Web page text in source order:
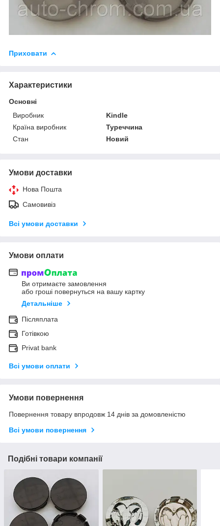
Приховати
Характеристики
Основні
Виробник
Kindle
Країна виробник
Туреччина
Стан
Новий
Умови доставки
Нова Пошта
Самовивіз
Всі умови доставки
Умови оплати
Ви отримаєте замовлення
або гроші повернуться на вашу картку
Детальніше
Післяплата
Готівкою
Privat bank
Всі умови оплати
Умови повернення
Повернення товару впродовж 14 днів за домовленістю
Всі умови повернення
Подібні товари компанії